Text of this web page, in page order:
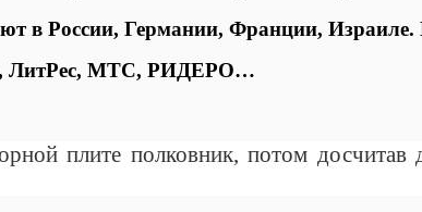
в России, Германии, Франции,
ЛитРес, МТС, РИДЕРО…
плите полковник, потом досчитав